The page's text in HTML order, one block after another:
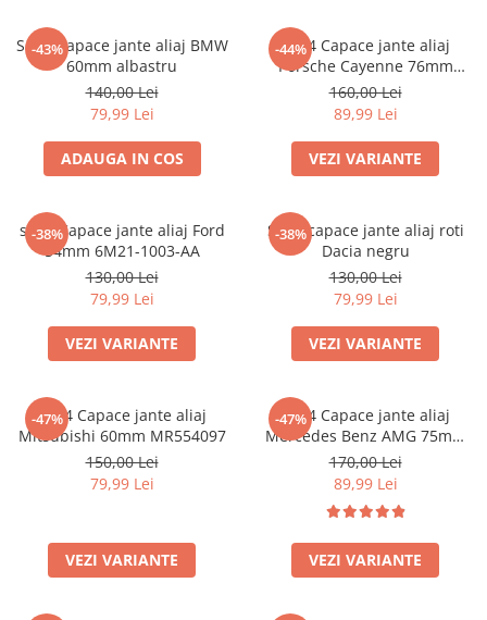
-43%
Set 4 Capace jante aliaj BMW
60mm albastru
140,00 Lei
79,99 Lei
ADAUGA IN COS
-44%
set 4 Capace jante aliaj
Porsche Cayenne 76mm
7L5601149
160,00 Lei
89,99 Lei
VEZI VARIANTE
-38%
set 4 Capace jante aliaj Ford
54mm 6M21-1003-AA
130,00 Lei
79,99 Lei
VEZI VARIANTE
-38%
Set 4 capace jante aliaj roti
Dacia negru
130,00 Lei
79,99 Lei
VEZI VARIANTE
-47%
set 4 Capace jante aliaj
Mitsubishi 60mm MR554097
150,00 Lei
79,99 Lei
VEZI VARIANTE
-47%
set 4 Capace jante aliaj
Mercedes Benz AMG 75mm
(inel prindere) A0004003100
170,00 Lei
89,99 Lei
VEZI VARIANTE